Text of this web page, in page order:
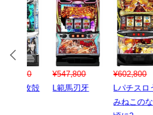
¥547,800
スマスロハナ
¥150,000
スマスロ秘宝